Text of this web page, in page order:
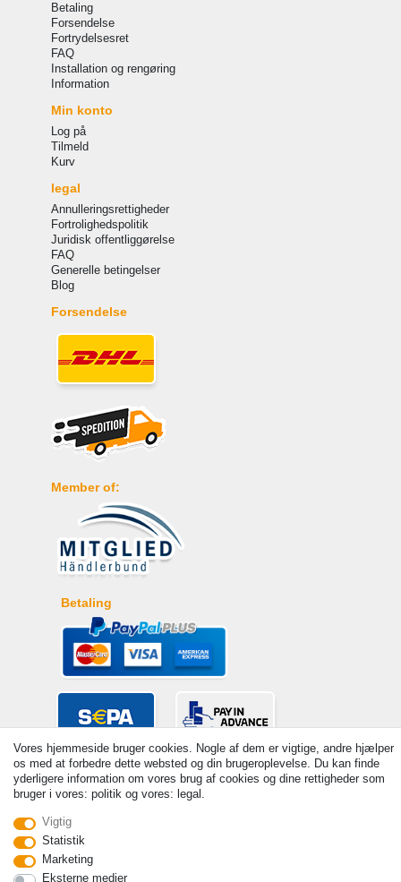
Betaling
Forsendelse
Fortrydelsesret
FAQ
Installation og rengøring
Information
Min konto
Log på
Tilmeld
Kurv
legal
Annulleringsrettigheder
Fortrolighedspolitik
Juridisk offentliggørelse
FAQ
Generelle betingelser
Blog
Forsendelse
Member of:
Betaling
VAT Basic prices see article detail | * Applies to deliveries to the UK!
Vores hjemmeside bruger cookies. Nogle af dem er vigtige, andre hjælper
os med at forbedre dette websted og din brugeroplevelse. Du kan finde
yderligere information om vores brug af cookies og dine rettigheder som
bruger i vores: politik og vores: legal.
Vigtig
Statistik
Marketing
Eksterne medier